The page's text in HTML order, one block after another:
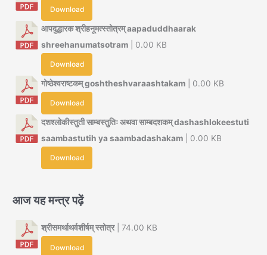
Download
आपदुद्धारक श्रीहनूमत्स्तोत्रम् aapaduddhaarak
shreehanumatsotram | 0.00 KB
Download
गोष्ठेश्वराष्टकम् goshtheshvaraashtakam | 0.00 KB
Download
दशश्लोकीस्तुती साम्बस्तुतिः अथवा साम्बदशकम् dashashlokeestuti
saambastutih ya saambadashakam | 0.00 KB
Download
आज यह मन्त्र पढ़ें
श्रीसमर्थाथर्वशीर्षम् स्तोत्र| 74.00 KB
Download